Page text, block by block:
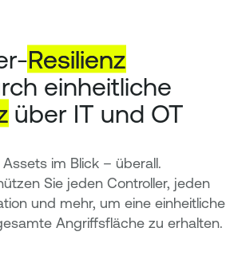
Resilienz
einheitliche
über IT und OT
im Blick – überall.
Sie jeden Controller, jeden
und mehr, um eine einheitliche
Angriffsfläche zu erhalten.